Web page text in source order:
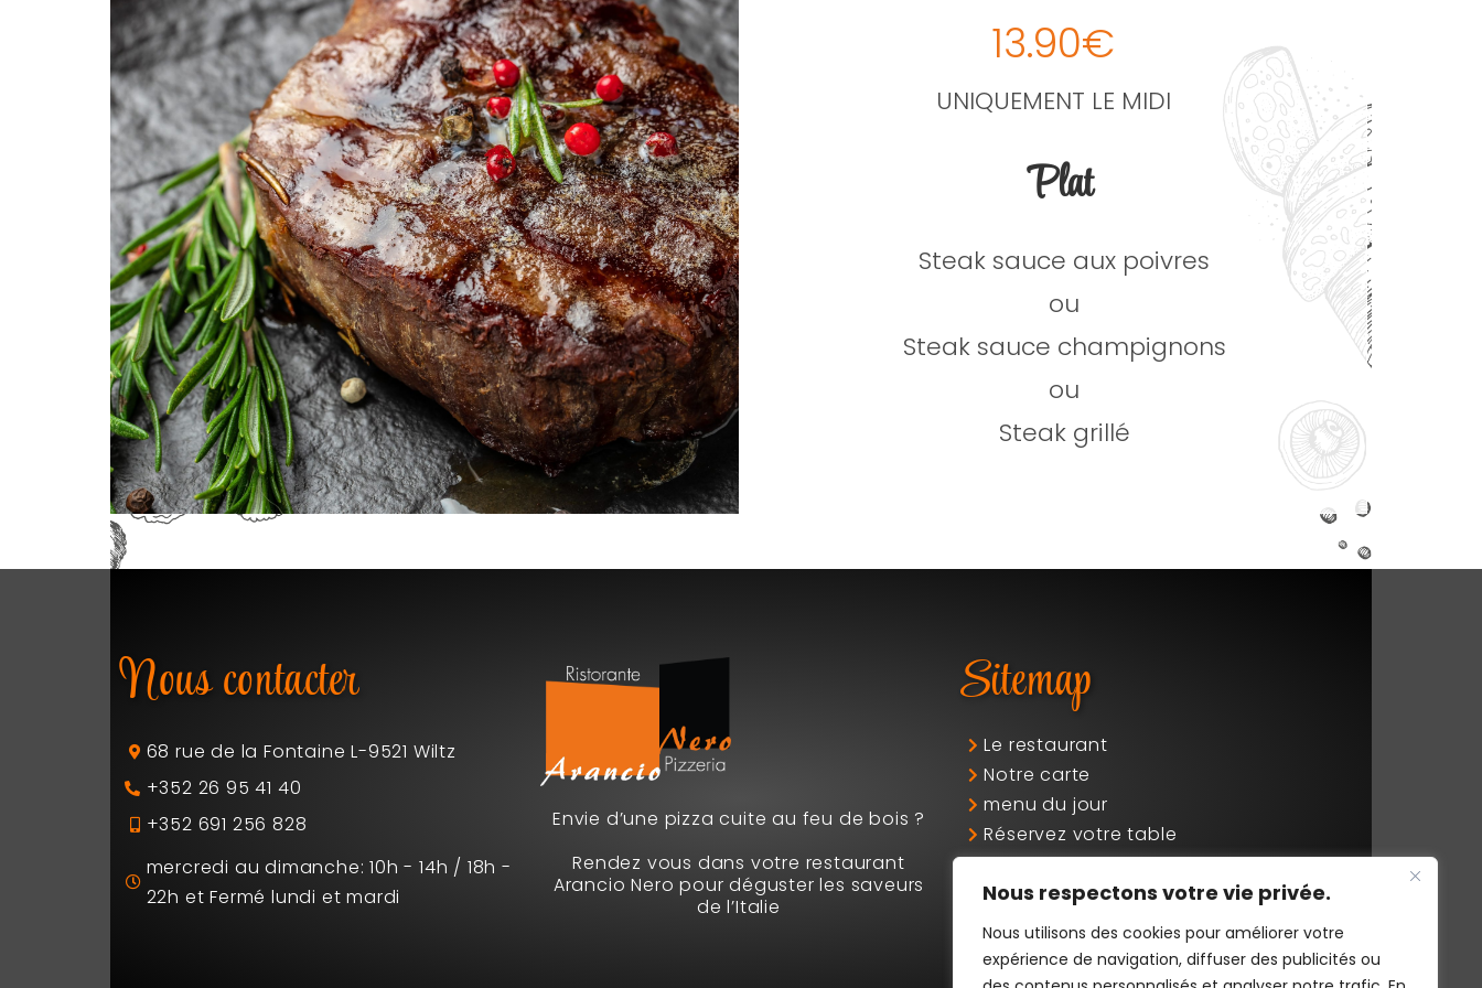
Nous respectons votre vie privée.
Nous utilisons des cookies pour améliorer votre
expérience de navigation, diffuser des publicités ou
13.90€
UNIQUEMENT LE MIDI
Plat
Steak sauce aux poivres
ou
Steak sauce champignons
ou
Steak grillé
Nous contacter
68 rue de la Fontaine L-9521 Wiltz
+352 26 95 41 40
+352 691 256 828
mercredi au dimanche: 10h - 14h / 18h -
22h et Fermé lundi et mardi
Envie d’une pizza cuite au feu de bois ?
Rendez vous dans votre restaurant
Arancio Nero pour déguster les saveurs
de l’Italie
Sitemap
Le restaurant
Notre carte
menu du jour
Réservez votre table
Events
Contact